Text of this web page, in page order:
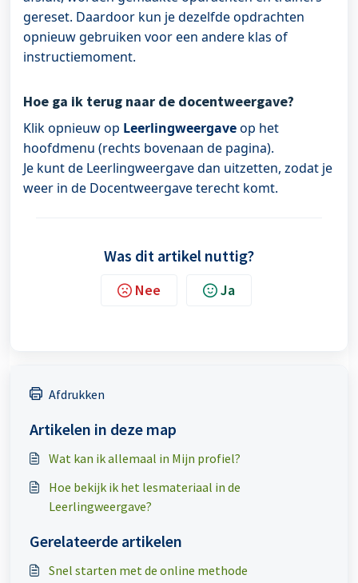
gereset. Daardoor kun je dezelfde opdrachten
opnieuw gebruiken voor een andere klas of
instructiemoment.
Hoe ga ik terug naar de docentweergave?
Klik opnieuw op Leerlingweergaveop het
hoofdmenu (rechts bovenaan de pagina).
Je kunt de Leerlingweergave dan uitzetten, zodat je
weer in de Docentweergave terecht komt.
Was dit artikel nuttig?
Nee Ja
Afdrukken
Artikelen in deze map
Wat kan ik allemaal in Mijn profiel?
Hoe bekijk ik het lesmateriaal in de
Leerlingweergave?
Gerelateerde artikelen
Snel starten met de online methode